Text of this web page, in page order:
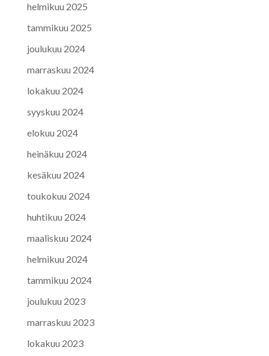
helmikuu 2025
tammikuu 2025
joulukuu 2024
marraskuu 2024
lokakuu 2024
syyskuu 2024
elokuu 2024
heinäkuu 2024
kesäkuu 2024
toukokuu 2024
huhtikuu 2024
maaliskuu 2024
helmikuu 2024
tammikuu 2024
joulukuu 2023
marraskuu 2023
lokakuu 2023